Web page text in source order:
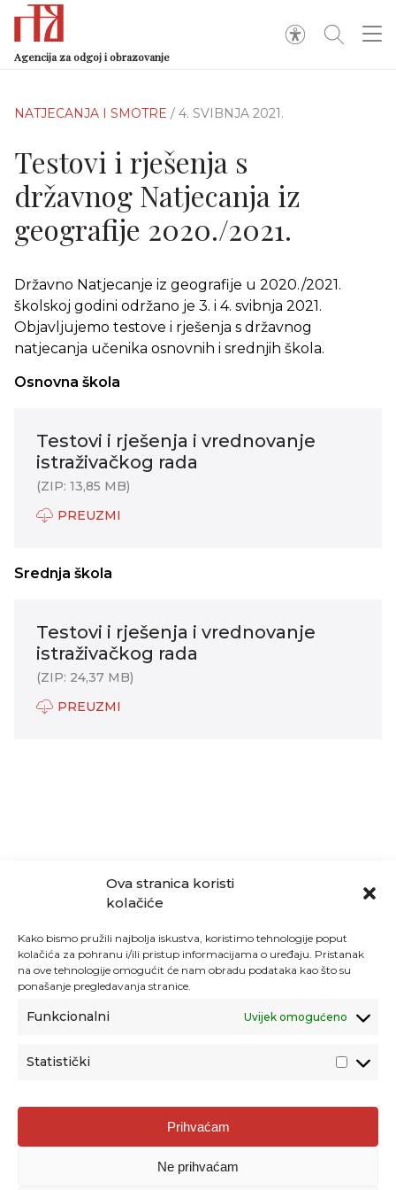
Ova stranica koristi
kolačiće
Kako bismo pružili najbolja iskustva, koristimo tehnologije poput
kolačića za pohranu i/ili pristup informacijama o uređaju. Pristanak
na ove tehnologije omogućit će nam obradu podataka kao što su
ponašanje pregledavanja stranice.
Funkcionalni Uvijek omogućeno
Statistički
Prihvaćam
Ne prihvaćam
Agencija za odgoj i obrazovanje
NATJECANJA I SMOTRE / 4. SVIBNJA 2021.
Testovi i rješenja s
državnog Natjecanja iz
geografije 2020./2021.
Državno Natjecanje iz geografije u 2020./2021.
školskoj godini održano je 3. i 4. svibnja 2021.
Objavljujemo testove i rješenja s državnog
natjecanja učenika osnovnih i srednjih škola.
Osnovna škola
Testovi i rješenja i vrednovanje
istraživačkog rada
(ZIP: 13,85 MB)
PREUZMI
Srednja škola
Testovi i rješenja i vrednovanje
istraživačkog rada
(ZIP: 24,37 MB)
PREUZMI
Agencija za odgoj i obrazovanje
Donje Svetice 38, 10000 Zagreb
1778129